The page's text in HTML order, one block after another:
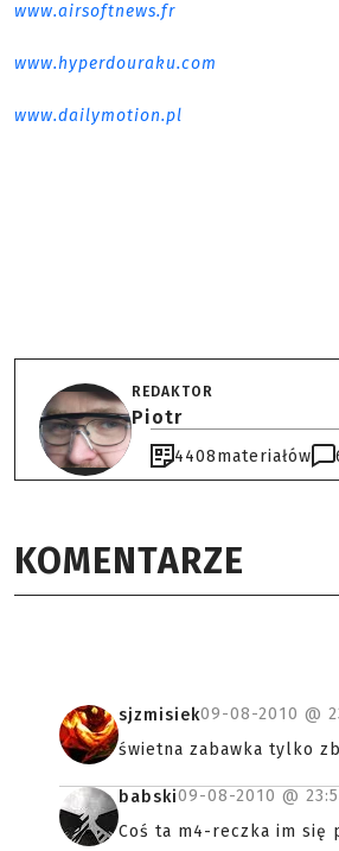
www.airsoftnews.fr
www.hyperdouraku.com
www.dailymotion.pl
REDAKTOR
Piotr
4408materiałów
KOMENTARZE
sjzmisiek09-08-2010 @
świetna zabawka tylko
babski09-08-2010 @
Coś ta m4-reczka im się